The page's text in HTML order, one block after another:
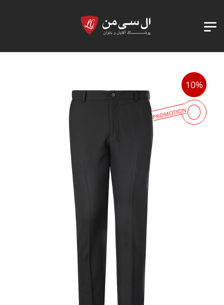
10%
PROMOTION